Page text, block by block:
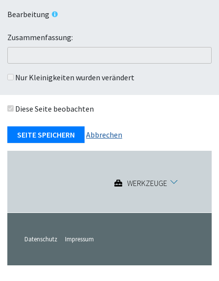
Bearbeitung
Zusammenfassung:
Nur Kleinigkeiten wurden verändert
Diese Seite beobachten
Abbrechen
WERKZEUGE
Datenschutz Impressum